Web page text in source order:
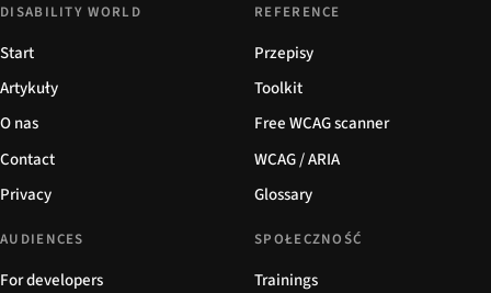
DISABILITY WORLD
Start
Artykuły
O nas
Contact
Privacy
REFERENCE
Przepisy
Toolkit
Free WCAG scanner
WCAG / ARIA
Glossary
AUDIENCES
For developers
SPOŁECZNOŚĆ
Trainings